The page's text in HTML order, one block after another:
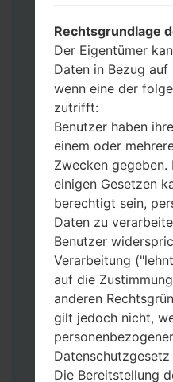
Wenn Sie das
möchten, wählen
anderen Fall
um Ihre Daten zu
Jetzt schalten
aktivieren Sie
Methoden, wie es
Halten Sie die
Bixbi- Tasten
Halten Sie
gedrückt.
einem USB-Kabel
Halten Sie die
Home-Tasten
Schließen Sie
halten Sie die
gedrückt.
Halten Sie die
Rechtsgrundlage
Der Eigentümer
Daten in Bezug
wenn eine der
zutrifft:
Benutzer haben
einem oder
Zwecken gegeben.
einigen Gesetzen
berechtigt sein,
Daten zu
Benutzer
Verarbeitung
auf die
anderen
gilt jedoch nicht,
Die Bereitstellung